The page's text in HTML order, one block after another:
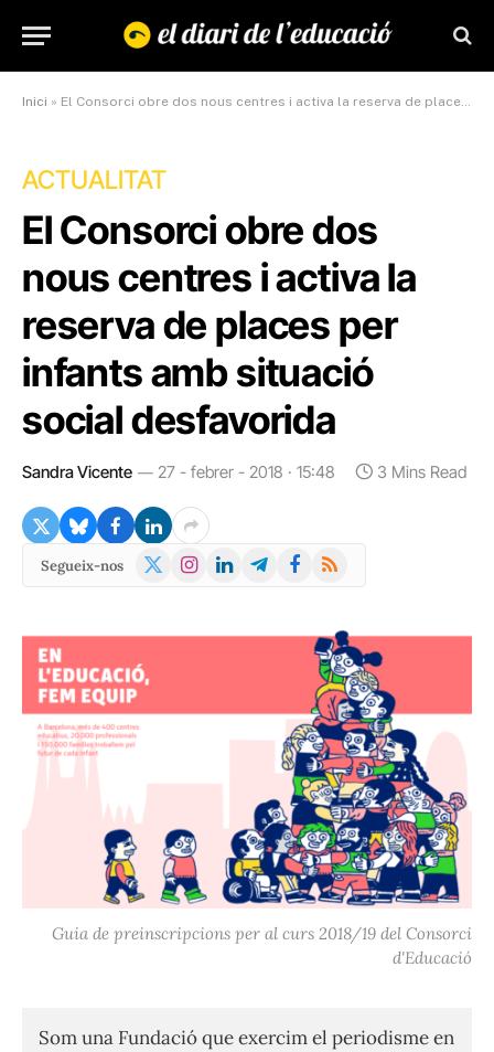
Inici » El Consorci obre dos nous centres i activa la reserva de places per infants amb situació social desfavorida
ACTUALITAT
El Consorci obre dos
nous centres i activa la
reserva de places per
infants amb situació
social desfavorida
Sandra Vicente 27 - febrer - 2018 · 15:48 3 Mins Read
Segueix-nos
X
Instagram
LinkedInTelegramFacebook
RSS
Guia de preinscripcions per al curs 2018/19 del Consorci
d'Educació
Som una Fundació que exercim el periodisme en